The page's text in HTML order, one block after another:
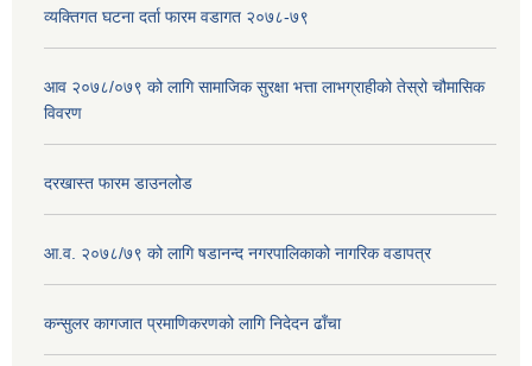
व्यक्तिगत घटना दर्ता फारम वडागत २०७८-७९
आव २०७८/०७९ को लागि सामाजिक सुरक्षा भत्ता लाभग्राहीको तेस्रो चौमासिक
विवरण
दरखास्त फारम डाउनलोड
आ.व. २०७८/७९ को लागि षडानन्द नगरपालिकाको नागरिक वडापत्र
कन्सुलर कागजात प्रमाणिकरणको लागि निदेदन ढाँचा